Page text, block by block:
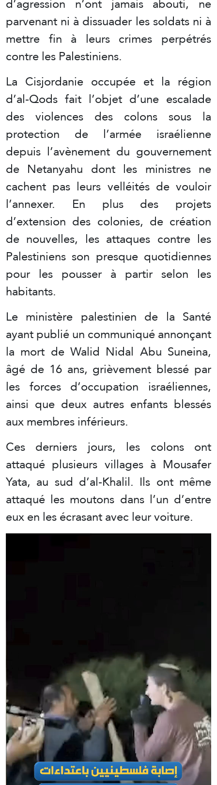
parvenant ni à dissuader les soldats ni à
mettre fin à leurs crimes perpétrés
contre les Palestiniens.
La Cisjordanie occupée et la région
d’al-Qods fait l’objet d’une escalade
des violences des colons sous la
protection de l’armée israélienne
depuis l’avènement du gouvernement
de Netanyahu dont les ministres ne
cachent pas leurs velléités de vouloir
l’annexer. En plus des projets
d’extension des colonies, de création
de nouvelles, les attaques contre les
Palestiniens son presque quotidiennes
pour les pousser à partir selon les
habitants.
Le ministère palestinien de la Santé
ayant publié un communiqué annonçant
la mort de Walid Nidal Abu Suneina,
âgé de 16 ans, grièvement blessé par
les forces d’occupation israéliennes,
ainsi que deux autres enfants blessés
aux membres inférieurs.
Ces derniers jours, les colons ont
attaqué plusieurs villages à Mousafer
Yata, au sud d’al-Khalil. Ils ont même
attaqué les moutons dans l’un d’entre
eux en les écrasant avec leur voiture.